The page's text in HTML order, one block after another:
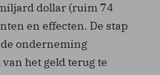
dollar (ruim 74
en effecten. De stap
onderneming
het geld terug te